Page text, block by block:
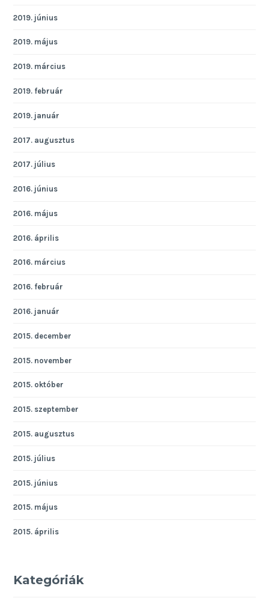
2019. június
2019. május
2019. március
2019. február
2019. január
2017. augusztus
2017. július
2016. június
2016. május
2016. április
2016. március
2016. február
2016. január
2015. december
2015. november
2015. október
2015. szeptember
2015. augusztus
2015. július
2015. június
2015. május
2015. április
Kategóriák